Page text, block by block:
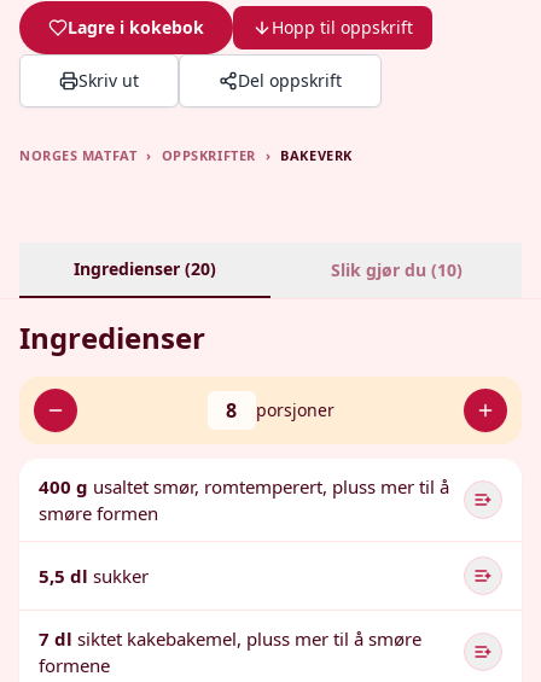
Lagre i kokebok Hopp til oppskrift
Skriv ut Del oppskrift
NORGES MATFAT › OPPSKRIFTER › BAKEVERK
Ingredienser (20) Slik gjør du (10)
Ingredienser
8 porsjoner
400 g usaltet smør, romtemperert, pluss mer til å
smøre formen
5,5 dl sukker
7 dl siktet kakebakemel, pluss mer til å smøre
formene